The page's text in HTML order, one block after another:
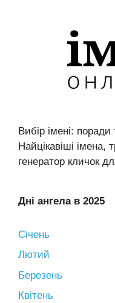
Вибір імені:
Найцікавіші імена,
генератор кличок
Дні ангела в 2025
Січень
Лютий
Березень
Квітень